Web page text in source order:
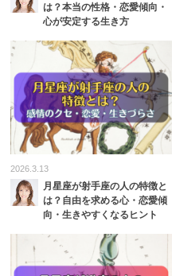
は？本当の性格・恋愛傾向・
心が安定する生き方
2026.3.13
月星座が射手座の人の特徴と
は？自由を求める心・恋愛傾
向・生きやすくなるヒント